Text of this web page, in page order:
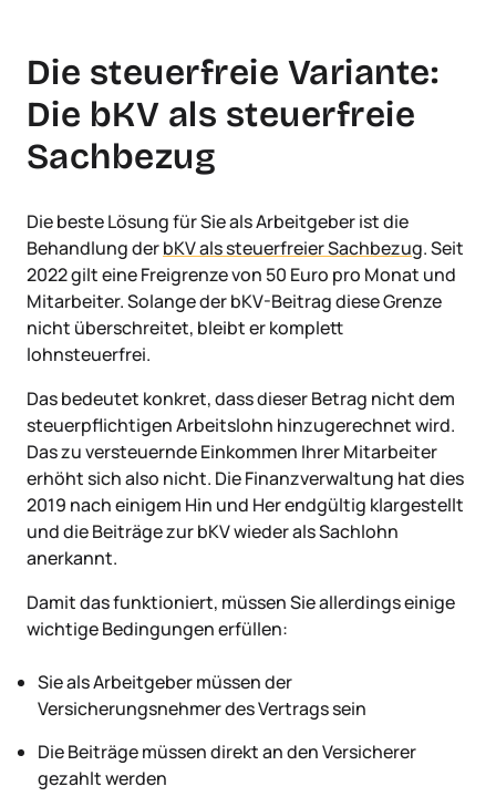
Die steuerfreie Variante:
Die bKV als steuerfreie
Sachbezug
Die beste Lösung für Sie als Arbeitgeber ist die
Behandlung derbKV als steuerfreier Sachbezug. Seit
2022 gilt eine Freigrenze von 50 Euro pro Monat und
Mitarbeiter. Solange der bKV-Beitrag diese Grenze
nicht überschreitet, bleibt er komplett
lohnsteuerfrei.
Das bedeutet konkret, dass dieser Betrag nicht dem
steuerpflichtigen Arbeitslohn hinzugerechnet wird.
Das zu versteuernde Einkommen Ihrer Mitarbeiter
erhöht sich also nicht. Die Finanzverwaltung hat dies
2019 nach einigem Hin und Her endgültig klargestellt
und die Beiträge zur bKV wieder als Sachlohn
anerkannt.
Damit das funktioniert, müssen Sie allerdings einige
wichtige Bedingungen erfüllen:
Sie als Arbeitgeber müssen der
Versicherungsnehmer des Vertrags sein
Die Beiträge müssen direkt an den Versicherer
gezahlt werden